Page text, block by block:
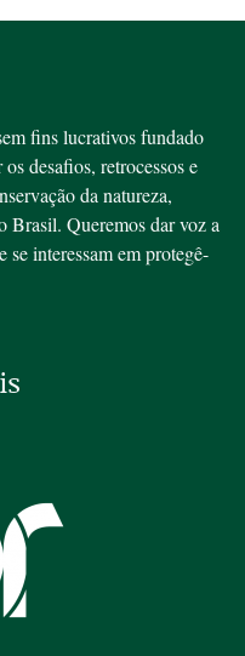
fins lucrativos fundado
desafios, retrocessos e
da natureza,
Brasil. Queremos dar voz a
se interessam em protegê-